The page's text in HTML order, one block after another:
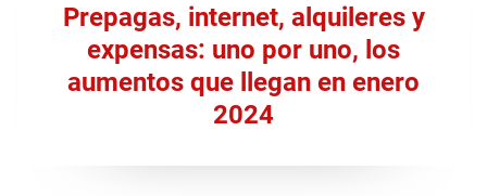
Prepagas, internet, alquileres y
expensas: uno por uno, los
aumentos que llegan en enero
2024